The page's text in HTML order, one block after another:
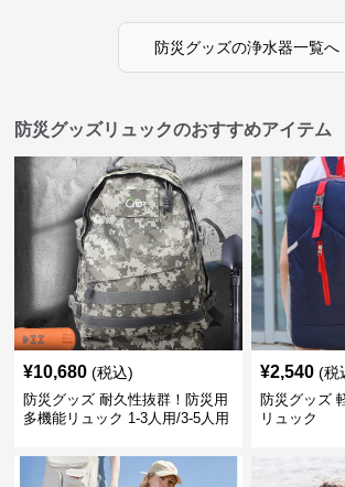
防災グッズの浄水器一覧へ
防災グッズリュックのおすすめアイテム
¥10,680 (税込)
防災グッズ 耐久性抜群！防災用
多機能リュック 1-3人用/3-5人用
¥2,540 (税
防災グッズ
リュック